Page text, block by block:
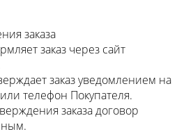
заказа
заказ через сайт
заказ уведомлением на
телефон Покупателя.
заказа договор